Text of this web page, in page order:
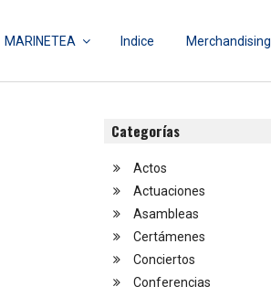
MARINETEA Indice Merchandising
Categorías
Actos
Actuaciones
Asambleas
Certámenes
Conciertos
Conferencias